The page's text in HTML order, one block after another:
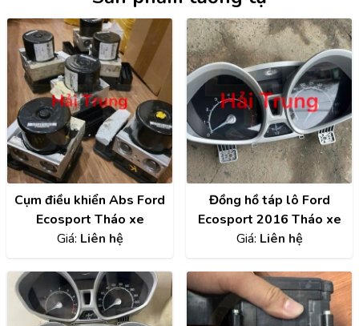
Cụm điều khiển Abs Ford
Ecosport Tháo xe
Giá: Liên hệ
Đồng hồ táp lô Ford
Ecosport 2016 Tháo xe
Giá: Liên hệ